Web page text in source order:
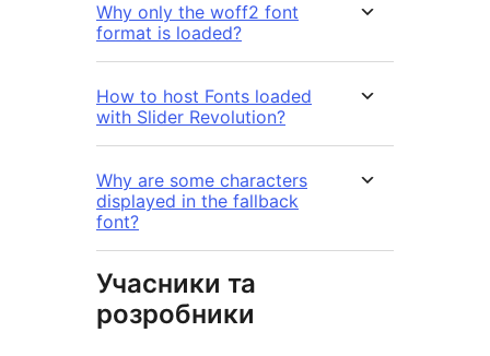
Why only the woff2 font
format is loaded?
How to host Fonts loaded
with Slider Revolution?
Why are some characters
displayed in the fallback
font?
Учасники та
розробники